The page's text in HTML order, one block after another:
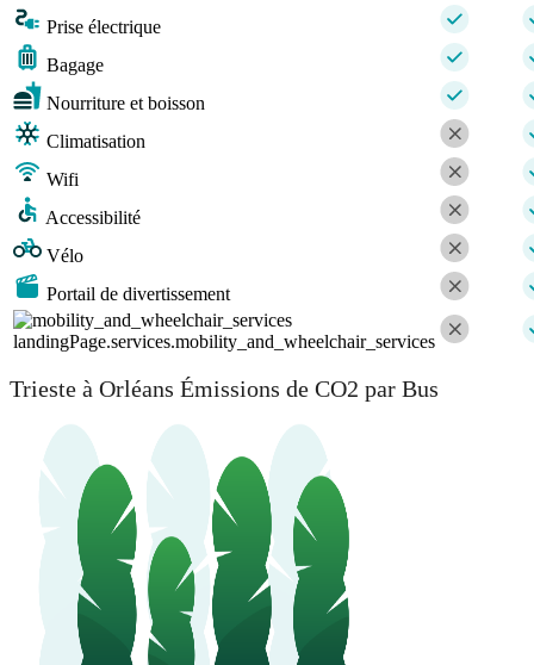
Prise électrique
Bagage
Nourriture et boisson
Climatisation
Wifi
Accessibilité
Vélo
Portail de divertissement
landingPage.services.mobility_and_wheelchair_services
Trieste à Orléans Émissions de CO2 par Bus